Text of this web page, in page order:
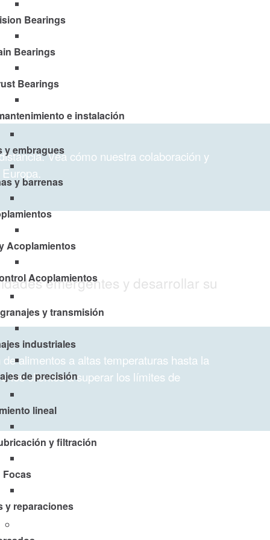
Bearings
Bearings
Bearings
e instalación
y embragues
y barrenas
Acoplamientos
Acoplamientos
y transmisión
industriales
de precisión
lineal
y filtración
Focas
y reparaciones
Vea cómo nuestra colaboración y
emergentes y desarrollar su
alimentos a altas temperaturas hasta la
los clientes a superar los límites de